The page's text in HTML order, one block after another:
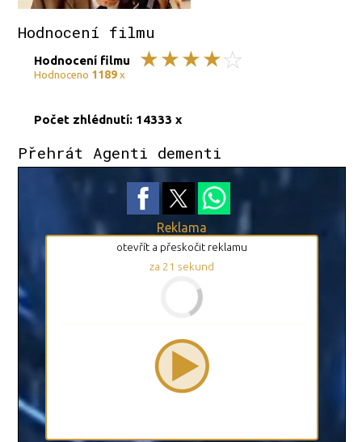
Hodnocení filmu
Hodnocení filmu
Hodnoceno 1189x
Počet zhlédnutí: 14333 x
Přehrát Agenti dementi
Reklama
otevřít a přeskočit reklamu
za 20 sekund